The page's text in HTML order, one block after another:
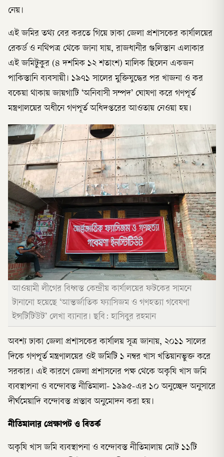
নেয়।
এই জমির তথ্য বের করতে গিয়ে ঢাকা জেলা প্রশাসকের কার্যালয়ের
রেকর্ড ও নথিপত্র থেকে জানা যায়, রাজধানীর গুলিস্তান এলাকার
এই জমিটুকুর (৪ দশমিক ১২ শতাংশ) মালিক ছিলেন একজন
পাকিস্তানি ব্যবসায়ী। ১৯৭১ সালের মুক্তিযুদ্ধের পর খাজনা ও কর
বকেয়া থাকায় জায়গাটি ‘অনিবাসী সম্পদ’ ঘোষণা করে গণপূর্ত
মন্ত্রণালয়ের অধীনে গণপূর্ত অধিদপ্তরের আওতায় নেওয়া হয়।
আওয়ামী লীগের বিধ্বস্ত কেন্দ্রীয় কার্যালয়ের ফটকের সামনে
টানানো হয়েছে ‘আন্তর্জাতিক ফ্যাসিজম ও গণহত্যা গবেষণা
ইন্সটিটিউট’ লেখা ব্যানার। ছবি: হাসিবুর রহমান
অবশ্য ঢাকা জেলা প্রশাসকের কার্যালয় সূত্র জানায়, ২০১১ সালের
দিকে গণপূর্ত মন্ত্রণালয়ের ওই জমিটি ১ নম্বর খাস খতিয়ানভুক্ত করে
সরকার। এই কারণে জেলা প্রশাসনের পক্ষ থেকে অকৃষি খাস জমি
ব্যবস্থাপনা ও বন্দোবস্ত নীতিমালা- ১৯৯৫-এর ১০ অনুচ্ছেদ অনুসারে
দীর্ঘমেয়াদি বন্দোবস্ত প্রস্তাব অনুমোদন করা হয়।
নীতিমালার প্রেক্ষাপট ও বিতর্ক
অকৃষি খাস জমি ব্যবস্থাপনা ও বন্দোবস্ত নীতিমালায় মোট ১১টি